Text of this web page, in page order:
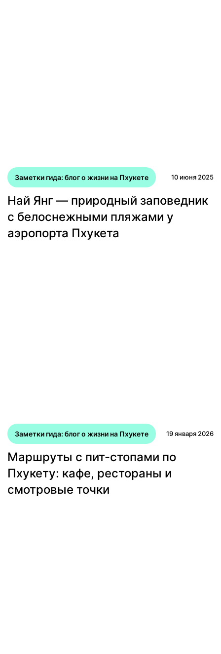
Заметки гида: блог о жизни на Пхукете 10 июня 2025
Най Янг — природный заповедник
с белоснежными пляжами у
аэропорта Пхукета
Заметки гида: блог о жизни на Пхукете 19 января 2026
Маршруты с пит-стопами по
Пхукету: кафе, рестораны и
смотровые точки